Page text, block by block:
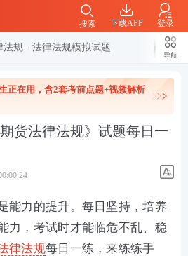
下载APP 登录
搜索
法规 - 法律法规模拟试题
导航
正在用，含2套考前点题+视频解析
货法律法规》试题每日一
能力的提升。每日坚持，培养
力，考试时才能临危不乱、稳
律法规每日一练，来练练手